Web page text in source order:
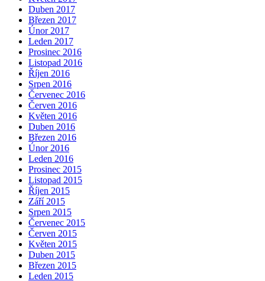
Duben 2017
Březen 2017
Únor 2017
Leden 2017
Prosinec 2016
Listopad 2016
Říjen 2016
Srpen 2016
Červenec 2016
Červen 2016
Květen 2016
Duben 2016
Březen 2016
Únor 2016
Leden 2016
Prosinec 2015
Listopad 2015
Říjen 2015
Září 2015
Srpen 2015
Červenec 2015
Červen 2015
Květen 2015
Duben 2015
Březen 2015
Leden 2015